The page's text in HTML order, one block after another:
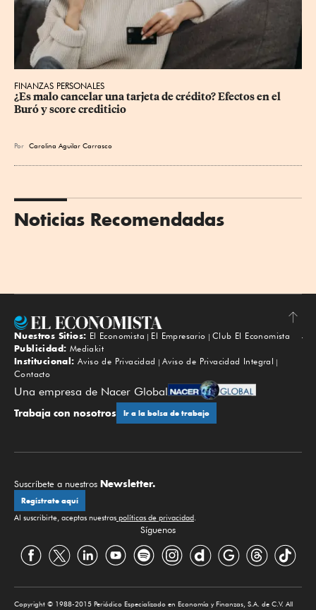
FINANZAS PERSONALES
¿Es malo cancelar una tarjeta de crédito? Efectos en el
Buró y score crediticio
Por Carolina Aguilar Carrasco
Noticias Recomendadas
Subir
Nuestros Sitios: El Economista El Empresario
Club El Economista
Publicidad: Mediakit
Institucional: Aviso de Privacidad
Aviso de Privacidad Integral
Contacto
Una empresa de Nacer Global
Trabaja con nosotros Ir a la bolsa de trabajo
Suscríbete a nuestros Newsletter.
Regístrate aquí
Al suscribirte, aceptas nuestras políticas de privacidad.
Síguenos
Copyright © 1988-2015 Periódico Especializado en Economía y Finanzas, S.A. de C.V. All